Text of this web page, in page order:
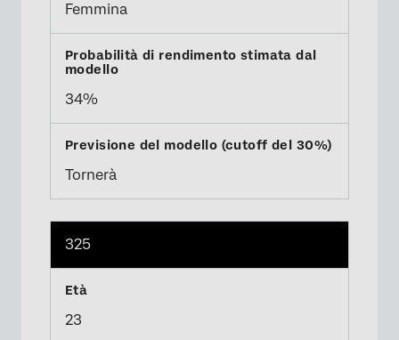
Femmina
34%
Tornerà
325
23